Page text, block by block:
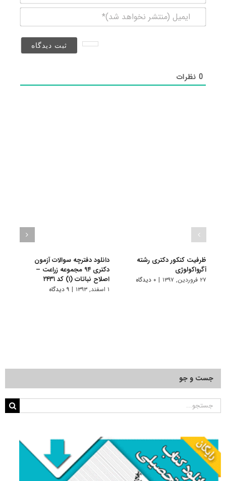
(منتشر
0نظرات
ظرفیت کنکور دکتری رشته
آﮔﺮواﻛﻮﻟﻮژی
۲۷ فروردین, ۱۳۹۷ | ۰ دیدگاه
دانلود دفترچه سوالات آزمون
دکتری ۹۴ مجموعه زراعت –
اصلاح نباتات (۱) کد ۲۴۳۱
۱ اسفند, ۱۳۹۳ | ۹ دیدگاه
جست و جو
جستجو